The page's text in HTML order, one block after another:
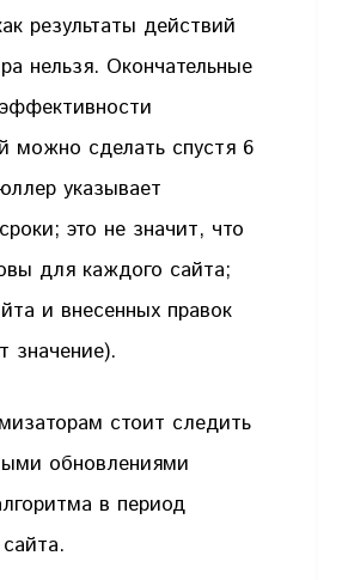
результаты действий
нельзя. Окончательные
можно сделать спустя 6
указывает
это не значит, что
для каждого сайта;
и внесенных правок
значение).
стоит следить
обновлениями
в период